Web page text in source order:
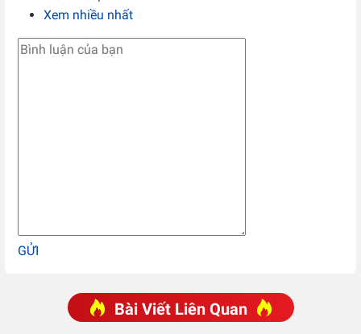
Xem nhiều nhất
GỬI
Bài Viết Liên Quan